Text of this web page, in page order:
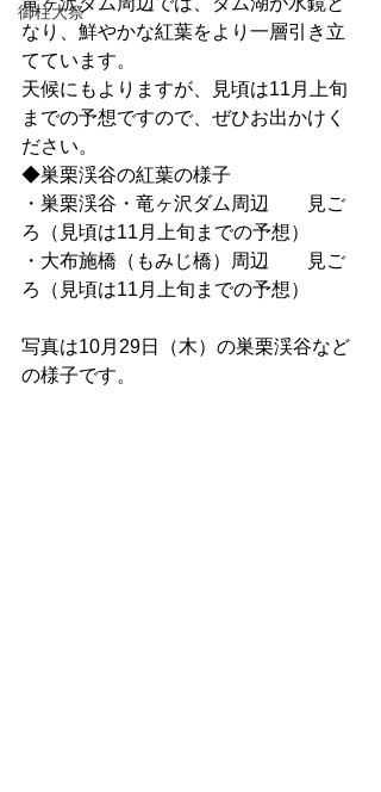
御柱大祭
なり、鮮やかな紅葉をより一層引き立
てています。
天候にもよりますが、見頃は11月上旬
までの予想ですので、ぜひお出かけく
ださい。
◆巣栗渓谷の紅葉の様子
・巣栗渓谷・竜ヶ沢ダム周辺　　見ご
ろ（見頃は11月上旬までの予想）
・大布施橋（もみじ橋）周辺　　見ご
ろ（見頃は11月上旬までの予想）
写真は10月29日（木）の巣栗渓谷など
の様子です。